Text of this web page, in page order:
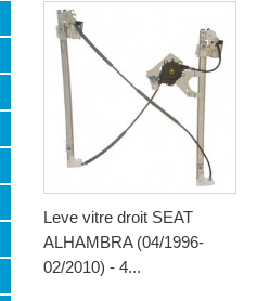
Leve vitre droit SEAT
ALHAMBRA (04/1996-
02/2010) - 4...